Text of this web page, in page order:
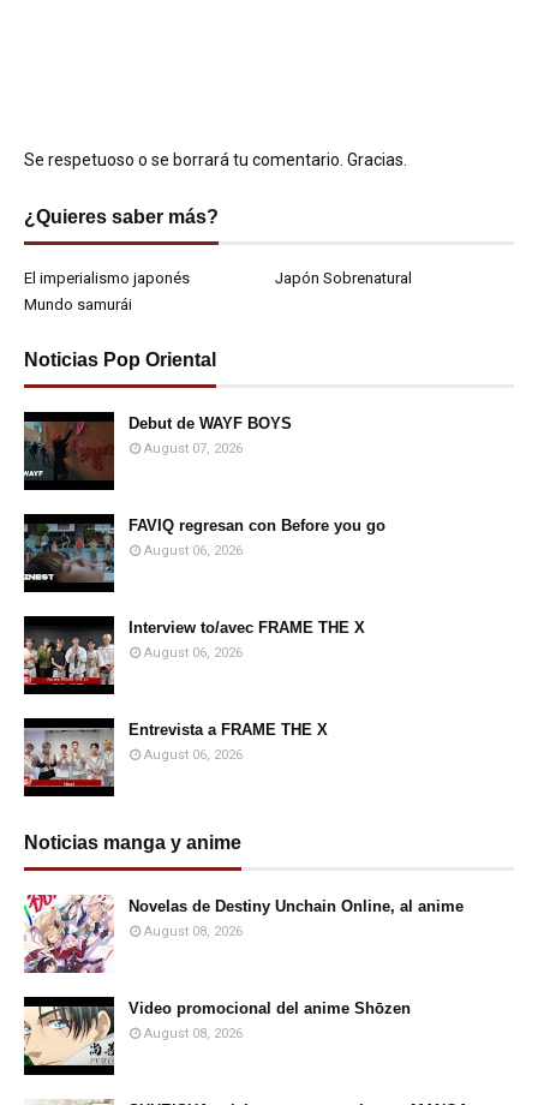
Se respetuoso o se borrará tu comentario. Gracias.
¿Quieres saber más?
El imperialismo japonés
Japón Sobrenatural
Mundo samurái
Noticias Pop Oriental
Debut de WAYF BOYS
August 07, 2026
FAVIQ regresan con Before you go
August 06, 2026
Interview to/avec FRAME THE X
August 06, 2026
Entrevista a FRAME THE X
August 06, 2026
Noticias manga y anime
Novelas de Destiny Unchain Online, al anime
August 08, 2026
Video promocional del anime Shōzen
August 08, 2026